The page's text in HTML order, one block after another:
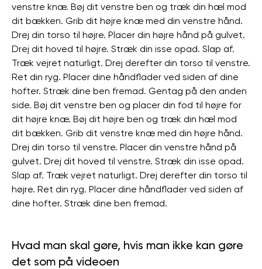
venstre knæ. Bøj dit venstre ben og træk din hæl mod
dit bækken. Grib dit højre knæ med din venstre hånd.
Drej din torso til højre. Placer din højre hånd på gulvet.
Drej dit hoved til højre. Stræk din isse opad. Slap af.
Træk vejret naturligt. Drej derefter din torso til venstre.
Ret din ryg. Placer dine håndflader ved siden af ​​dine
hofter. Stræk dine ben fremad. Gentag på den anden
side. Bøj dit venstre ben og placer din fod til højre for
dit højre knæ. Bøj dit højre ben og træk din hæl mod
dit bækken. Grib dit venstre knæ med din højre hånd.
Drej din torso til venstre. Placer din venstre hånd på
gulvet. Drej dit hoved til venstre. Stræk din isse opad.
Slap af. Træk vejret naturligt. Drej derefter din torso til
højre. Ret din ryg. Placer dine håndflader ved siden af ​​
dine hofter. Stræk dine ben fremad.
Hvad man skal gøre, hvis man ikke kan gøre
det som på videoen